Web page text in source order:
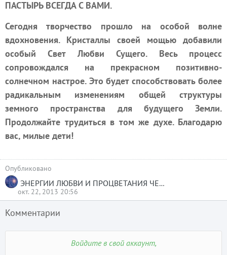
ПАСТЫРЬ ВСЕГДА С ВАМИ.
Сегодня творчество прошло на особой волне
вдохновения. Кристаллы своей мощью добавили
особый Свет Любви Сущего. Весь процесс
сопровождался на прекрасном позитивно-
солнечном настрое. Это будет способствовать более
радикальным изменениям общей структуры
земного пространства для будущего Земли.
Продолжайте трудиться в том же духе. Благодарю
вас, милые дети!
Опубликовано
ЭНЕРГИИ ЛЮБВИ И ПРОЦВЕТАНИЯ ЧЕРЕЗ КРИСТАЛЛЫ ДЛЯ НОВОЙ ЗЕМЛИ
окт. 22, 2013 20:56
Комментарии
Войдите в свой аккаунт,